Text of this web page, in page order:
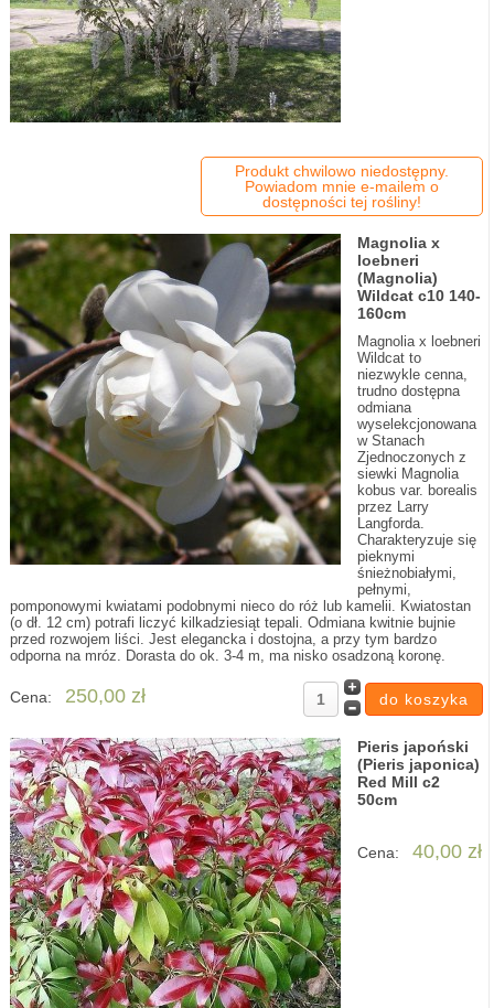
Produkt chwilowo niedostępny.
Powiadom mnie e-mailem o
dostępności tej rośliny!
Magnolia x
loebneri
(Magnolia)
Wildcat c10 140-
160cm
Magnolia x loebneri
Wildcat to
niezwykle cenna,
trudno dostępna
odmiana
wyselekcjonowana
w Stanach
Zjednoczonych z
siewki Magnolia
kobus var. borealis
przez Larry
Langforda.
Charakteryzuje się
pieknymi
śnieżnobiałymi,
pełnymi,
pomponowymi kwiatami podobnymi nieco do róż lub kamelii. Kwiatostan
(o dł. 12 cm) potrafi liczyć kilkadziesiąt tepali. Odmiana kwitnie bujnie
przed rozwojem liści. Jest elegancka i dostojna, a przy tym bardzo
odporna na mróz. Dorasta do ok. 3-4 m, ma nisko osadzoną koronę.
Cena: 250,00 zł
Pieris japoński
(Pieris japonica)
Red Mill c2
50cm
Cena: 40,00 zł